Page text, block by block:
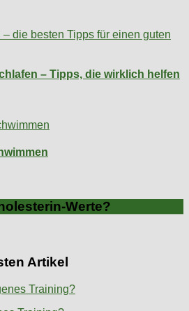
– Tipps, die wirklich helfen
Werte?
Artikel